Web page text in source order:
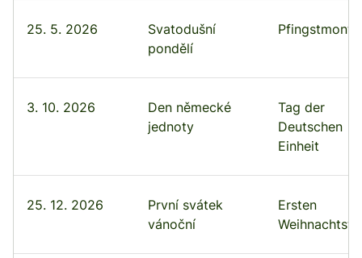
25. 5. 2026
Svatodušní
pondělí
3. 10. 2026
Den německé
jednoty
Tag der
Deutschen
Einheit
25. 12. 2026
První svátek
vánoční
Ersten